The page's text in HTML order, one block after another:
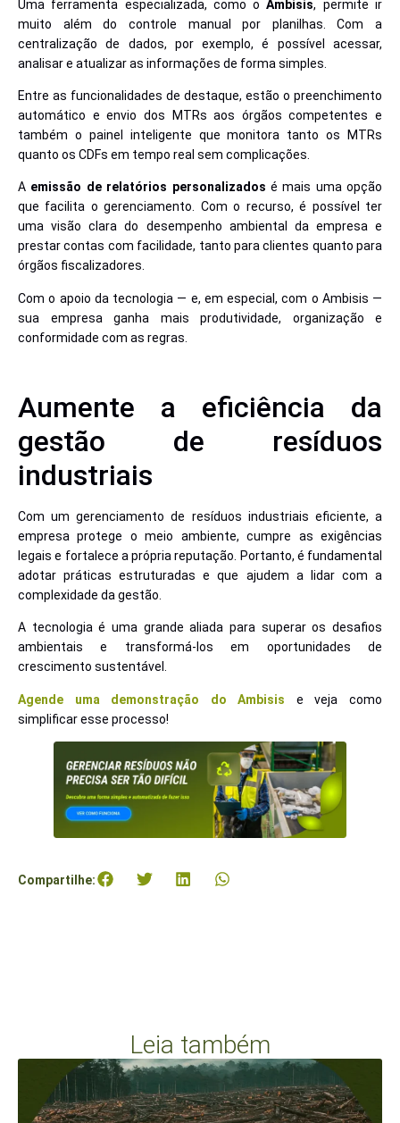
Uma ferramenta especializada, como oAmbisis, permite ir
muito além do controle manual por planilhas. Com a
centralização de dados, por exemplo, é possível acessar,
analisar e atualizar as informações de forma simples.
Entre as funcionalidades de destaque, estão o preenchimento
automático e envio dos MTRs aos órgãos competentes e
também o painel inteligente que monitora tanto os MTRs
quanto os CDFs em tempo real sem complicações.
A emissão de relatórios personalizados é mais uma opção
que facilita o gerenciamento. Com o recurso, é possível ter
uma visão clara do desempenho ambiental da empresa e
prestar contas com facilidade, tanto para clientes quanto para
órgãos fiscalizadores.
Com o apoio da tecnologia — e, em especial, com o Ambisis —
sua empresa ganha mais produtividade, organização e
conformidade com as regras.
Aumente a eficiência da
gestão de resíduos
industriais
Com um gerenciamento de resíduos industriais eficiente, a
empresa protege o meio ambiente, cumpre as exigências
legais e fortalece a própria reputação. Portanto, é fundamental
adotar práticas estruturadas e que ajudem a lidar com a
complexidade da gestão.
A tecnologia é uma grande aliada para superar os desafios
ambientais e transformá-los em oportunidades de
crescimento sustentável.
Agende uma demonstração do Ambisis e veja como
simplificar esse processo!
Compartilhe:
Leia também